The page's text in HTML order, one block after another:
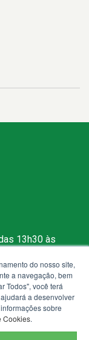
13h30 às
do nosso site,
a navegação, bem
Todos", você terá
a desenvolver
sobre
Cookies.